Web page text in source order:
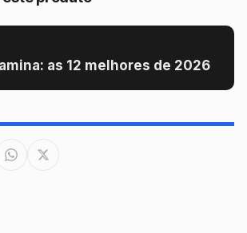
as 12 melhores de 2026